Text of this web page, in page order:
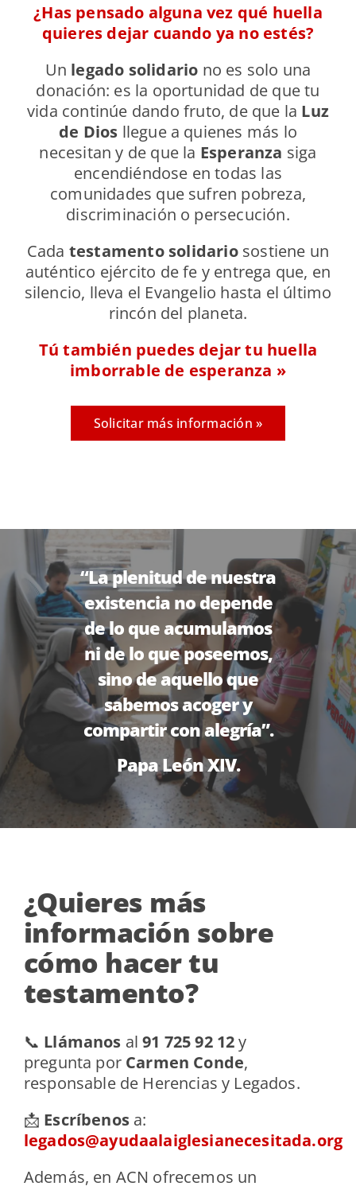
¿Has pensado alguna vez qué huella
quieres dejar cuando ya no estés?
Un legado solidario no es solo una
donación: es la oportunidad de que tu
vida continúe dando fruto, de que la Luz
de Dios llegue a quienes más lo
necesitan y de que la Esperanza siga
encendiéndose en todas las
comunidades que sufren pobreza,
discriminación o persecución.
Cada testamento solidariosostiene un
auténtico ejército de fe y entrega que, en
silencio, lleva el Evangelio hasta el último
rincón del planeta.
Tú también puedes dejar tu huella
imborrable de esperanza »
Solicitar más información »
“La plenitud de nuestra
existencia no depende
de lo que acumulamos
ni de lo que poseemos,
sino de aquello que
sabemos acoger y
compartir con alegría”.
Papa León XIV.
¿Quieres más
información sobre
cómo hacer tu
testamento?
📞 Llámanos al91 725 92 12y
pregunta por Carmen Conde,
responsable de Herencias y Legados.
📩 Escríbenosa:
legados@ayudaalaiglesianecesitada.org
Además, en ACN ofrecemos un